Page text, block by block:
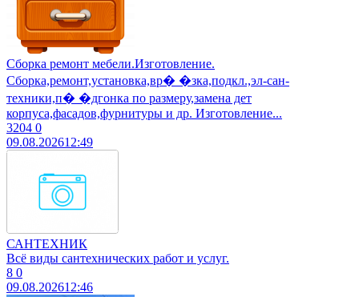
Сборка ремонт мебели.Изготовление.
Сборка,ремонт,установка,вр� �зка,подкл.,эл-сан-
техники,п� �дгонка по размеру,замена дет
корпуса,фасадов,фурнитуры и др. Изготовление...
3204 0
09.08.202612:49
САНТЕХНИК
Всё виды сантехнических работ и услуг.
8 0
09.08.202612:46